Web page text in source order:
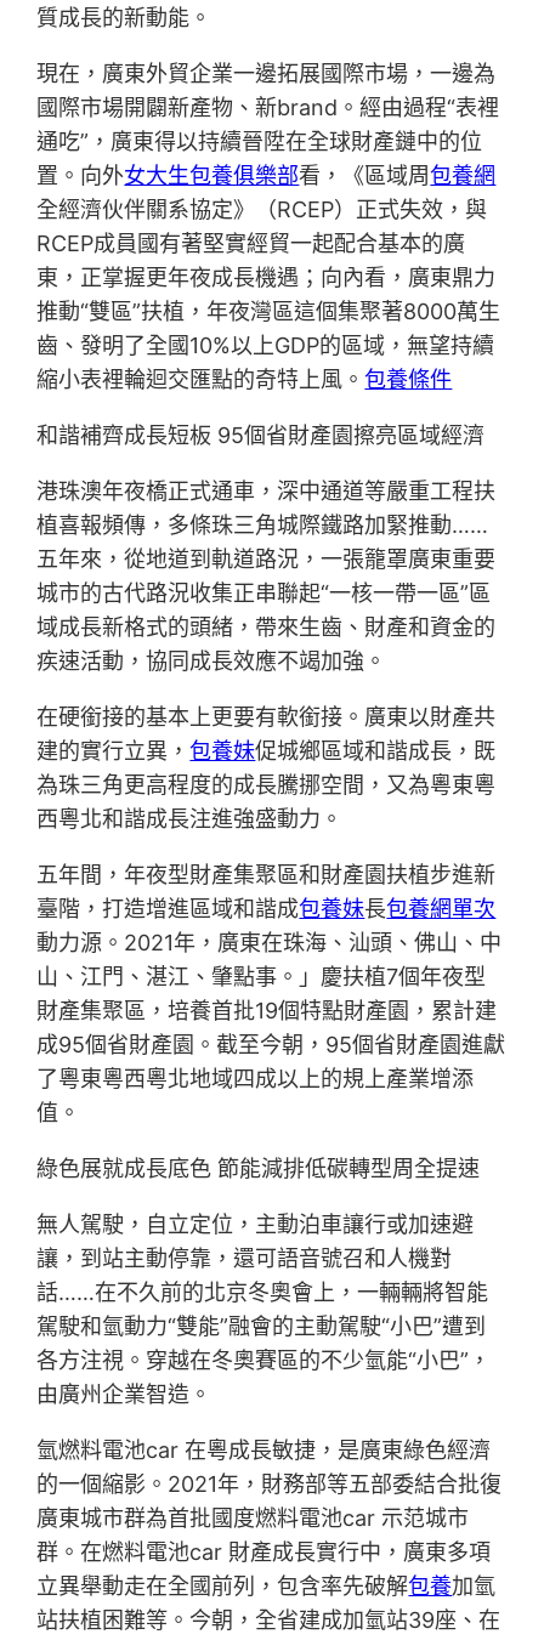
質成長的新動能。
現在，廣東外貿企業一邊拓展國際市場，一邊為
國際市場開闢新產物、新brand。經由過程“表裡
通吃”，廣東得以持續晉陞在全球財產鏈中的位
置。向外女大生包養俱樂部看，《區域周包養網
全經濟伙伴關系協定》（RCEP）正式失效，與
RCEP成員國有著堅實經貿一起配合基本的廣
東，正掌握更年夜成長機遇；向內看，廣東鼎力
推動“雙區”扶植，年夜灣區這個集聚著8000萬生
齒、發明了全國10%以上GDP的區域，無望持續
縮小表裡輪迴交匯點的奇特上風。包養條件
和諧補齊成長短板 95個省財產園擦亮區域經濟
港珠澳年夜橋正式通車，深中通道等嚴重工程扶
植喜報頻傳，多條珠三角城際鐵路加緊推動……
五年來，從地道到軌道路況，一張籠罩廣東重要
城市的古代路況收集正串聯起“一核一帶一區”區
域成長新格式的頭緒，帶來生齒、財產和資金的
疾速活動，協同成長效應不竭加強。
在硬銜接的基本上更要有軟銜接。廣東以財產共
建的實行立異，包養妹促城鄉區域和諧成長，既
為珠三角更高程度的成長騰挪空間，又為粵東粵
西粵北和諧成長注進強盛動力。
五年間，年夜型財產集聚區和財產園扶植步進新
臺階，打造增進區域和諧成包養妹長包養網單次
動力源。2021年，廣東在珠海、汕頭、佛山、中
山、江門、湛江、肇點事。」慶扶植7個年夜型
財產集聚區，培養首批19個特點財產園，累計建
成95個省財產園。截至今朝，95個省財產園進獻
了粵東粵西粵北地域四成以上的規上產業增添
值。
綠色展就成長底色 節能減排低碳轉型周全提速
無人駕駛，自立定位，主動泊車讓行或加速避
讓，到站主動停靠，還可語音號召和人機對
話……在不久前的北京冬奧會上，一輛輛將智能
駕駛和氫動力“雙能”融會的主動駕駛“小巴”遭到
各方注視。穿越在冬奧賽區的不少氫能“小巴”，
由廣州企業智造。
氫燃料電池car 在粵成長敏捷，是廣東綠色經濟
的一個縮影。2021年，財務部等五部委結合批復
廣東城市群為首批國度燃料電池car 示范城市
群。在燃料電池car 財產成長實行中，廣東多項
立異舉動走在全國前列，包含率先破解包養加氫
站扶植困難等。今朝，全省建成加氫站39座、在